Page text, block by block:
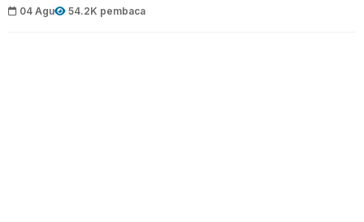
04 Agu 54.2K pembaca